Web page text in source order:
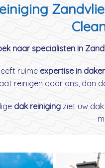
naar specialisten in
ruime expertise in
reinigen door ons, dan
dak reinigingziet uw dak